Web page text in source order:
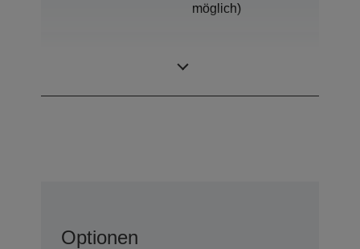
möglich)
Optionen